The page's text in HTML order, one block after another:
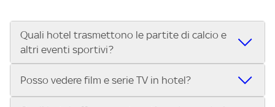
Quali hotel trasmettono le partite di calcio e
altri eventi sportivi?
Se cerchi un hotel dove poter vedere le partite di Serie A,
Posso vedere film e serie TV in hotel?